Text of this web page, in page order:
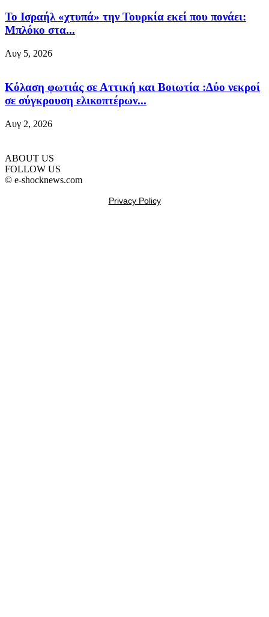
Το Ισραήλ «χτυπά» την Τουρκία εκεί που πονάει:
Μπλόκο στα...
Αυγ 5, 2026
Κόλαση φωτιάς σε Αττική και Βοιωτία :Δύο νεκροί
σε σύγκρουση ελικοπτέρων...
Αυγ 2, 2026
ABOUT US
FOLLOW US
© e-shocknews.com
Privacy Policy